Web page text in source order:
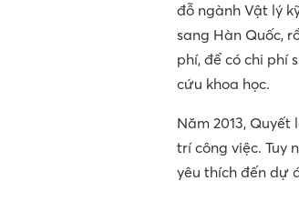
đỗ ngành Vật lý
sang Hàn Quốc,
phí, để có chi phí
cứu khoa học.
Năm 2013,
trí công việc. Tuy
yêu thích đến dự